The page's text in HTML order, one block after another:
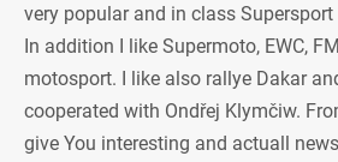
very popular and in class
In addition I like Supermoto, EWC,
motosport. I like also rallye Dakar
cooperated with Ondřej Klymčiw.
give You interesting and actuall